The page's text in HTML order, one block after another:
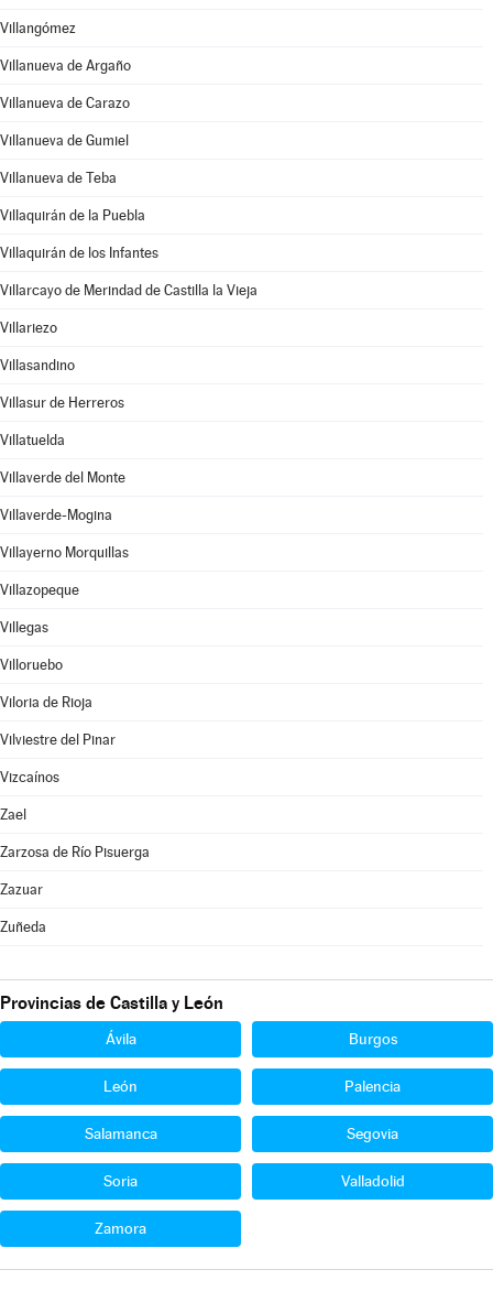
Villangómez
Villanueva de Argaño
Villanueva de Carazo
Villanueva de Gumiel
Villanueva de Teba
Villaquirán de la Puebla
Villaquirán de los Infantes
Villarcayo de Merindad de Castilla la Vieja
Villariezo
Villasandino
Villasur de Herreros
Villatuelda
Villaverde del Monte
Villaverde-Mogina
Villayerno Morquillas
Villazopeque
Villegas
Villoruebo
Viloria de Rioja
Vilviestre del Pinar
Vizcaínos
Zael
Zarzosa de Río Pisuerga
Zazuar
Zuñeda
Provincias de Castilla y León
Ávila Burgos
León Palencia
Salamanca Segovia
Soria Valladolid
Zamora